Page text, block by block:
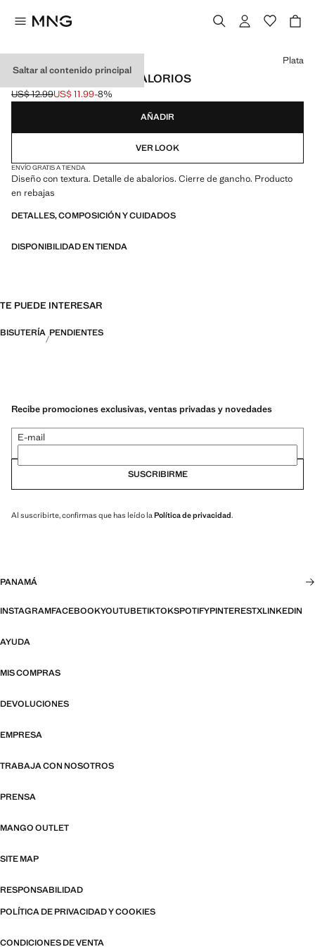
Saltar al contenido principal
PENDIENTES AROS ABALORIOS
Precio inicial tachado [US$ 12.99 ]
US$ 12.99
Precio actual [US$ 11.99 ]
US$ 11.99-8%
Selecciona un color
Plata
AÑADIR
VER LOOK
ENVÍO GRATIS A TIENDA
Diseño con textura. Detalle de abalorios. Cierre de gancho. Producto
en rebajas
DETALLES, COMPOSICIÓN Y CUIDADOS
DISPONIBILIDAD EN TIENDA
TE PUEDE INTERESAR
BISUTERÍA PENDIENTES
Recibe promociones exclusivas, ventas privadas y novedades
E-mail
SUSCRIBIRME
Al suscribirte, confirmas que has leído la Política de privacidad.
PANAMÁ
INSTAGRAMFACEBOOKYOUTUBETIKTOKSPOTIFYPINTERESTXLINKEDIN
AYUDA
MIS COMPRAS
DEVOLUCIONES
EMPRESA
TRABAJA CON NOSOTROS
PRENSA
MANGO OUTLET
SITE MAP
RESPONSABILIDAD
POLÍTICA DE PRIVACIDAD Y COOKIES
CONDICIONES DE VENTA